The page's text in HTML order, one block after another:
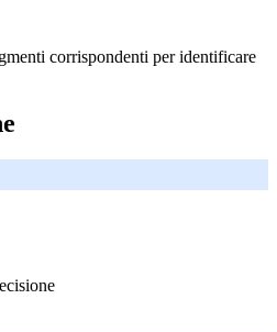
corrispondenti per identificare